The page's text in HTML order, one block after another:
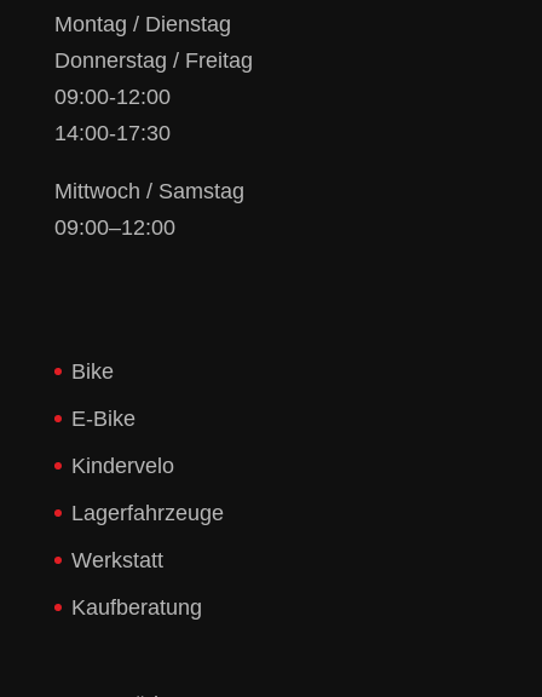
Montag / Dienstag
Donnerstag / Freitag
09:00-12:00
14:00-17:30
Mittwoch / Samstag
09:00–12:00
Bike
E-Bike
Kindervelo
Lagerfahrzeuge
Werkstatt
Kaufberatung